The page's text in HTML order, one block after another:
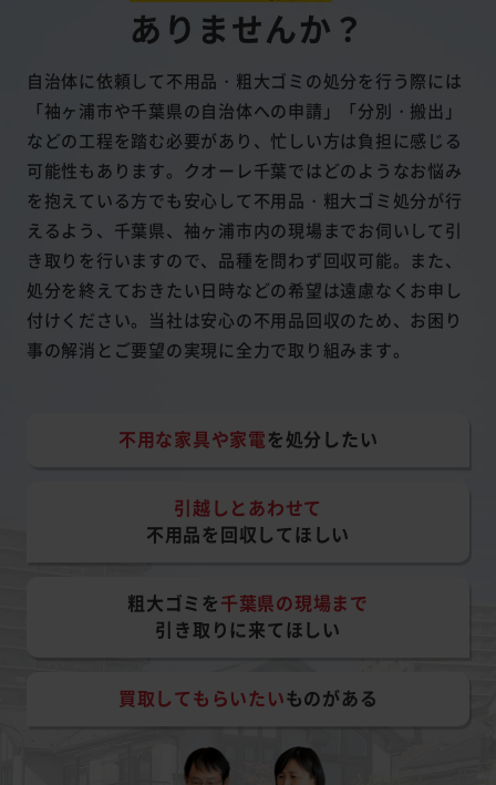
ありませんか？
自治体に依頼して不用品・粗大ゴミの処分を行う際には
「袖ヶ浦市や千葉県の自治体への申請」「分別・搬出」
などの工程を踏む必要があり、忙しい方は負担に感じる
可能性もあります。クオーレ千葉ではどのようなお悩み
を抱えている方でも安心して不用品・粗大ゴミ処分が行
えるよう、千葉県、袖ヶ浦市内の現場までお伺いして引
き取りを行いますので、品種を問わず回収可能。また、
処分を終えておきたい日時などの希望は遠慮なくお申し
付けください。当社は安心の不用品回収のため、お困り
事の解消とご要望の実現に全力で取り組みます。
不用な家具や家電を処分したい
引越しとあわせて
不用品を回収してほしい
粗大ゴミを千葉県の現場まで
引き取りに来てほしい
買取してもらいたいものがある